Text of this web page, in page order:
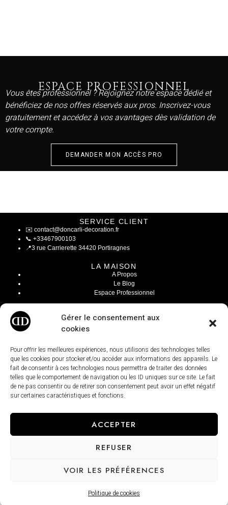
Gérer le consentement aux
cookies
Pour offrir les meilleures expériences, nous utilisons des technologies telles
que les cookies pour stocker et/ou accéder aux informations des appareils. Le
fait de consentir à ces technologies nous permettra de traiter des données
telles que le comportement de navigation ou les ID uniques sur ce site. Le fait
de ne pas consentir ou de retirer son consentement peut avoir un effet négatif
sur certaines caractéristiques et fonctions.
ACCEPTER
REFUSER
VOIR LES PRÉFÉRENCES
Politique de cookies
ESPACE PROFESSIONNEL
Vous êtes professionnel ? Rejoignez notre espace dédié et
bénéficiez de nos offres réservés aux pros. Inscrivez-vous
gratuitement et accédez à vos avantages dès validation de
votre compte.
DEMANDER MON ACCÈS PRO
SERVICE CLIENT
✉️ contact@doncarli-decoration.fr
📞 +33467900103
📍3 rue Carrierette 34420 Portiragnes
LA MAISON
A Propos
Le Blog
Espace Professionnel
Mentions Légales
Paiement sécurisé
Conditions générales de ventes